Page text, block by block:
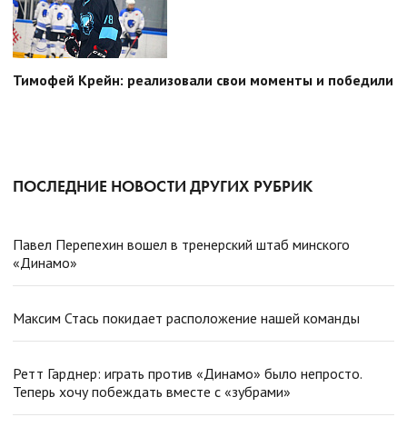
Тимофей Крейн: реализовали свои моменты и победили
ПОСЛЕДНИЕ НОВОСТИ ДРУГИХ РУБРИК
Павел Перепехин вошел в тренерский штаб минского
«Динамо»
Максим Стась покидает расположение нашей команды
Ретт Гарднер: играть против «Динамо» было непросто.
Теперь хочу побеждать вместе с «зубрами»